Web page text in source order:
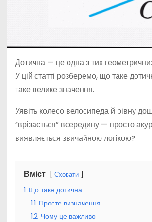
Дотична — це одна з тих
У цій статті розберемо, що таке
таке велике значення.
Уявіть колесо велосипеда й рівну
“врізається” всередину — просто
виявляється звичайною логікою?
Вміст Сховати
1 Що таке дотична
1.1 Просте визначення
1.2 Чому це важливо